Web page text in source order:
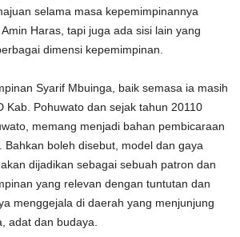
selama masa kepemimpinannya
Haras, tapi juga ada sisi lain yang
dimensi kepemimpinan.
Syarif Mbuinga, baik semasa ia masih
Kab. Pohuwato dan sejak tahun 20110
memang menjadi bahan pembicaraan
Bahkan boleh disebut, model dan gaya
dijadikan sebagai sebuah patron dan
yang relevan dengan tuntutan dan
menggejala di daerah yang menjunjung
adat dan budaya.